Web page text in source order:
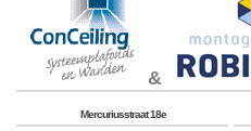
&
Mercuriusstraat 18e